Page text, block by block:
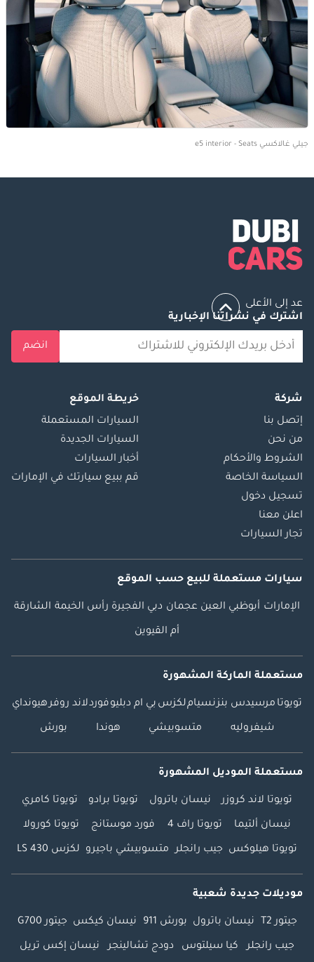
جيلي غالاكسي e5 interior - Seats
عد إلى الأعلى
اشترك في نشراتنا الإخبارية
انضم
شركة
إتصل بنا
من نحن
الشروط والأحكام
السياسة الخاصة
تسجيل دخول
اعلن معنا
تجار السيارات
خريطة الموقع
السيارات المستعملة
السيارات الجديدة
أخبار السيارات
قم ببيع سيارتك في الإمارات
سيارات مستعملة للبيع حسب الموقع
الإمارات أبوظبي العين عجمان دبي الفجيرة رأس الخيمة الشارقة
أم القيوين
مستعملة الماركة المشهورة
تويوتا مرسيدس بنزنسياملكزس بي ام دبليوفوردلاند روفرهيونداي
شيفروليه متسوبيشي هوندا بورش
مستعملة الموديل المشهورة
تويوتا لاند كروزر نيسان باترول تويوتا برادو تويوتا كامري
نيسان ألتيما تويوتا راف 4 فورد موستانج تويوتا كورولا
تويوتا هيلوكس جيب رانجلر متسوبيشي باجيرو لكزس LS 430
موديلات جديدة شعبية
جيتور T2 نيسان باترول بورش 911 نيسان كيكس جيتور G700
جيب رانجلر كيا سيلتوس دودج تشالينجر نيسان إكس تريل